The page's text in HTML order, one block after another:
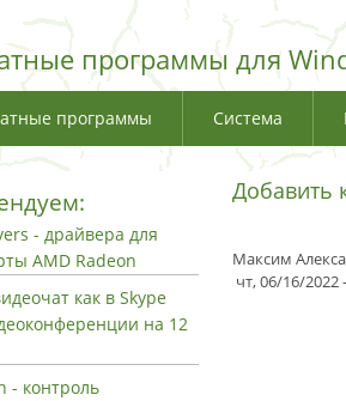
программы для
программы Система
Добавить
Максим
чт, 06/16/2022
- драйвера для
AMD Radeon
как в Skype
на 12
- контроль